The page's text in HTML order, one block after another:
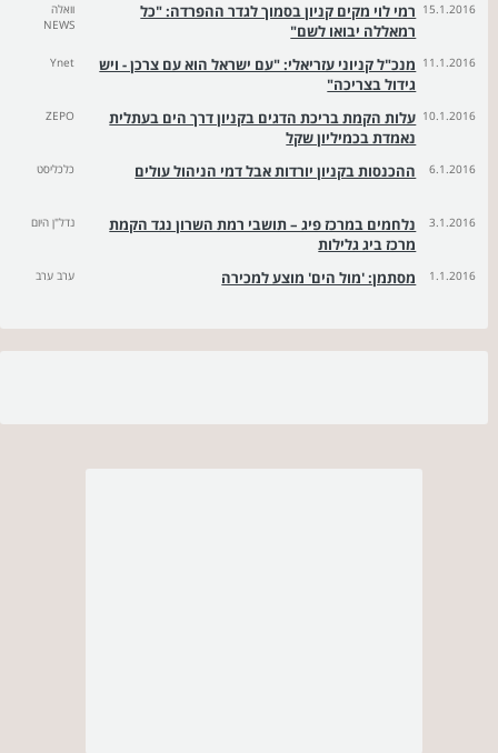
15.1.2016 רמי לוי מקים קניון בסמוך לגדר ההפרדה: "כל
רמאללה יבואו לשם"
וואלה
NEWS
11.1.2016 מנכ"ל קניוני עזריאלי: "עם ישראל הוא עם צרכן - ויש
גידול בצריכה"
Ynet
10.1.2016 עלות הקמת בריכת הדגים בקניון דרך הים בעתלית
נאמדת בכמיליון שקל
ZEPO
6.1.2016 ההכנסות בקניון יורדות אבל דמי הניהול עולים כלכליסט
3.1.2016
נלחמים במרכז פיג – תושבי רמת השרון נגד הקמת
מרכז ביג גלילות
נדל"ן היום
1.1.2016 מסתמן: 'מול הים' מוצע למכירה ערב ערב